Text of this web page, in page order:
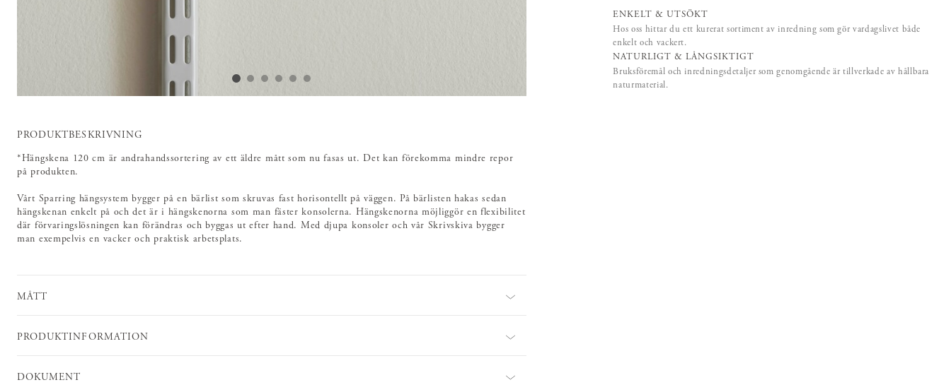
ENKELT & UTSÖKT
Hos oss hittar du ett kurerat sortiment av inredning som gör vardagslivet både
enkelt och vackert.
NATURLIGT & LÅNGSIKTIGT
Bruksföremål och inredningsdetaljer som genomgående är tillverkade av hållbara
naturmaterial.
PRODUKTBESKRIVNING
*Hängskena 120 cm är andrahandssortering av ett äldre mått som nu fasas ut. Det kan förekomma mindre repor
på produkten.
Vårt Sparring hängsystem bygger på en bärlist som skruvas fast horisontellt på väggen. På bärlisten hakas sedan
hängskenan enkelt på och det är i hängskenorna som man fäster konsolerna. Hängskenorna möjliggör en flexibilitet
där förvaringslösningen kan förändras och byggas ut efter hand. Med djupa konsoler och vår Skrivskiva bygger
man exempelvis en vacker och praktisk arbetsplats.
MÅTT
PRODUKTINFORMATION
DOKUMENT